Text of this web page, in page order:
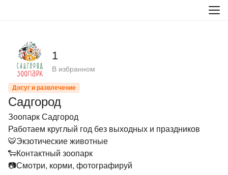
1
В избранном
Досуг и развлечение
Садгород
Зоопарк Садгород
Работаем круглый год без выходных и праздников
🐯Экзотические животные
🐑Контактный зоопарк
📷Смотри, корми, фотографируй